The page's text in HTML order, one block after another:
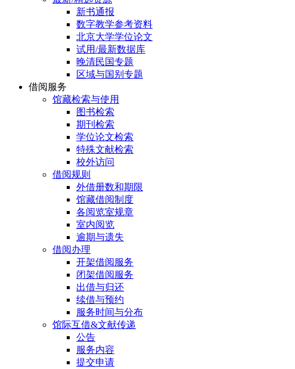
新书通报
数字教学参考资料
北京大学学位论文
试用/最新数据库
晚清民国专题
区域与国别专题
借阅服务
馆藏检索与使用
图书检索
期刊检索
学位论文检索
特殊文献检索
校外访问
借阅规则
外借册数和期限
馆藏借阅制度
各阅览室规章
室内阅览
逾期与遗失
借阅办理
开架借阅服务
闭架借阅服务
出借与归还
续借与预约
服务时间与分布
馆际互借&文献传递
公告
服务内容
提交申请